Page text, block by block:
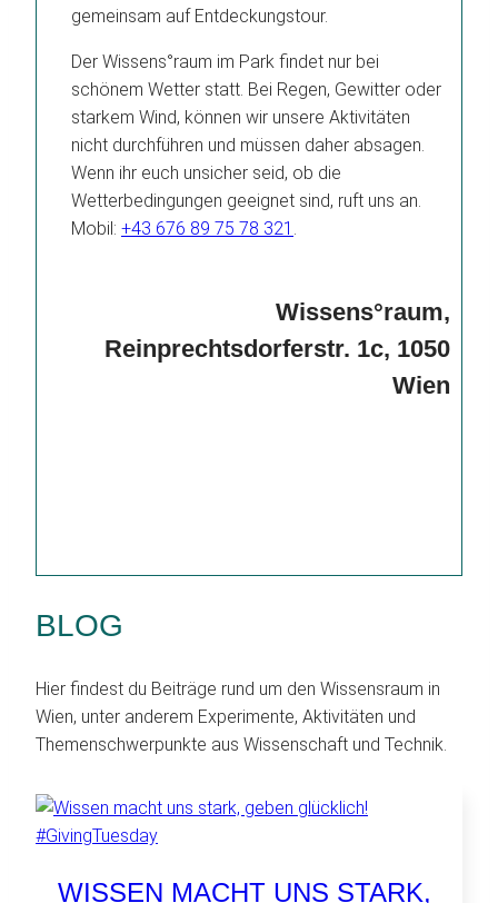
gemeinsam auf Entdeckungstour.
Der Wissens°raum im Park findet nur bei
schönem Wetter statt. Bei Regen, Gewitter oder
starkem Wind, können wir unsere Aktivitäten
nicht durchführen und müssen daher absagen.
Wenn ihr euch unsicher seid, ob die
Wetterbedingungen geeignet sind, ruft uns an.
Mobil: +43 676 89 75 78 321 .
Wissens°raum,
Reinprechtsdorferstr. 1c, 1050
Wien
BLOG
Hier findest du Beiträge rund um den Wissensraum in
Wien, unter anderem Experimente, Aktivitäten und
Themenschwerpunkte aus Wissenschaft und Technik.
WISSEN MACHT UNS STARK,